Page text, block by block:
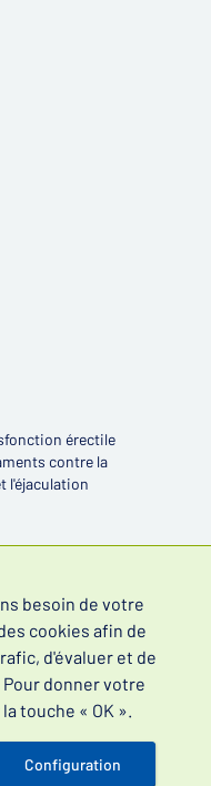
érectile
contre la
l'éjaculation
besoin de votre
cookies afin de
d'évaluer et de
donner votre
touche « OK ».
Configuration